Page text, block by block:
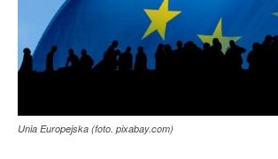
Unia Europejska (foto. pixabay.com)